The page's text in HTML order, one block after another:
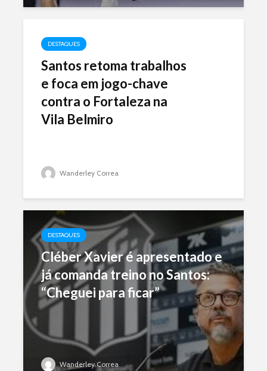
DESTAQUES
Santos retoma trabalhos
e foca em jogo-chave
contra o Fortaleza na
Vila Belmiro
Wanderley Correa
DESTAQUES
Cléber Xavier é apresentado e
já comanda treino no Santos:
“Cheguei para ficar”
Wanderley Correa